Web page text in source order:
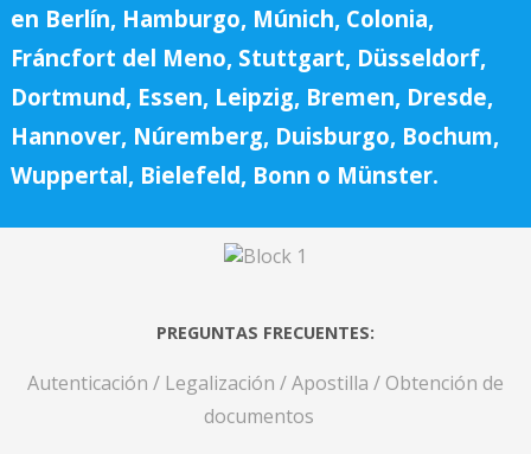
en Berlín, Hamburgo, Múnich, Colonia,
Fráncfort del Meno, Stuttgart, Düsseldorf,
Dortmund, Essen, Leipzig, Bremen, Dresde,
Hannover, Núremberg, Duisburgo, Bochum,
Wuppertal, Bielefeld, Bonn o Münster.
PREGUNTAS FRECUENTES:
Autenticación / Legalización / Apostilla / Obtención de
documentos